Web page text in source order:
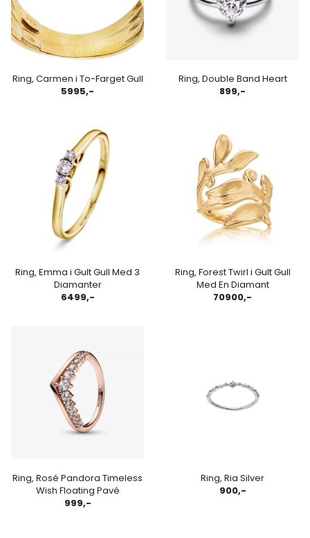
Ring, Carmen i To-Farget Gull
5995,-
Ring, Double Band Heart
899,-
Ring, Emma i Gult Gull Med 3
Diamanter
6499,-
Ring, Forest Twirl i Gult Gull
Med En Diamant
70900,-
Ring, Rosé Pandora Timeless
Wish Floating Pavé
999,-
Ring, Ria Silver
900,-